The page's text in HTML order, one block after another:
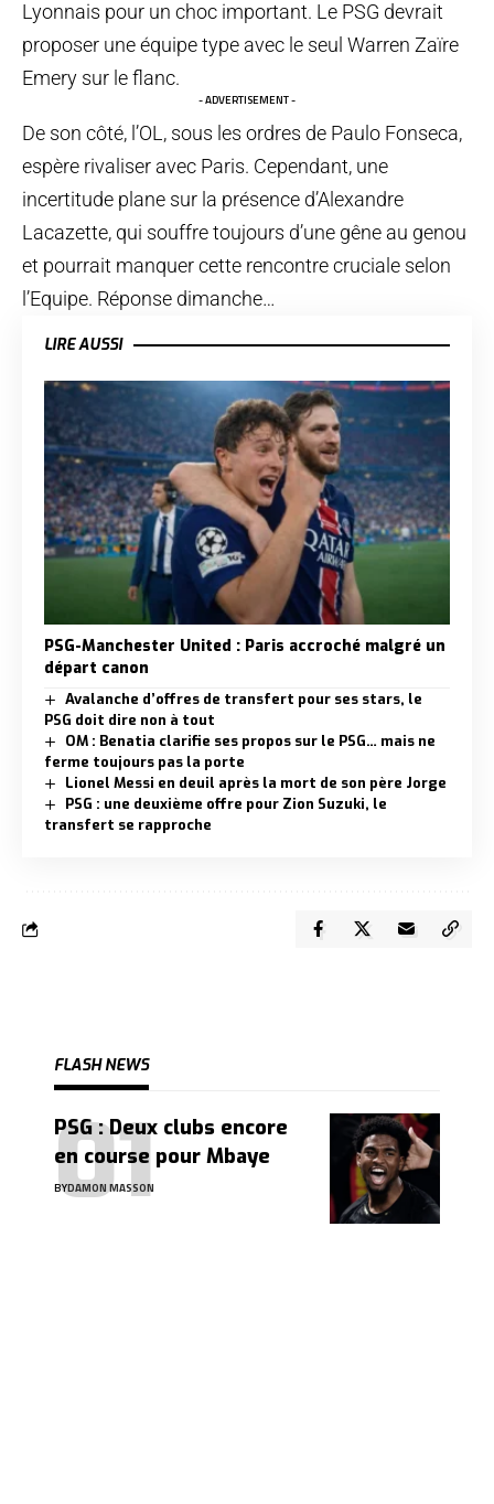
Lyonnais pour un choc important. Le PSG devrait
proposer une équipe type avec le seul Warren Zaïre
Emery sur le flanc.
- ADVERTISEMENT -
De son côté, l’OL, sous les ordres de Paulo Fonseca,
espère rivaliser avec Paris. Cependant, une
incertitude plane sur la présence d’Alexandre
Lacazette, qui souffre toujours d’une gêne au genou
et pourrait manquer cette rencontre cruciale selon
l’Equipe. Réponse dimanche…
LIRE AUSSI
PSG-Manchester United : Paris accroché malgré un
départ canon
Avalanche d’offres de transfert pour ses stars, le
PSG doit dire non à tout
OM : Benatia clarifie ses propos sur le PSG… mais ne
ferme toujours pas la porte
Lionel Messi en deuil après la mort de son père Jorge
PSG : une deuxième offre pour Zion Suzuki, le
transfert se rapproche
FLASH NEWS
PSG : Deux clubs encore
en course pour Mbaye
BYDAMON MASSON